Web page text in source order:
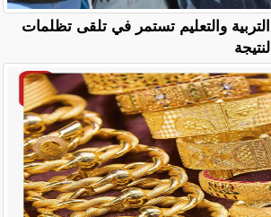
التربية والتعليم تستمر في تلقى تظلمات